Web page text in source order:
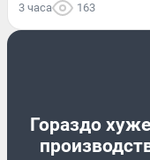
3 часа 163
Гораздо